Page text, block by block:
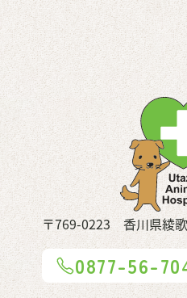
〒769-0223 香川県綾
0877-56-